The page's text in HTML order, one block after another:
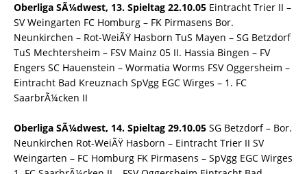
Oberliga SÃ¼dwest, 13. Spieltag 22.10.05 Eintracht Trier II –
SV Weingarten FC Homburg – FK Pirmasens Bor.
Neunkirchen – Rot-WeiÃŸ Hasborn TuS Mayen – SG Betzdorf
TuS Mechtersheim – FSV Mainz 05 II. Hassia Bingen – FV
Engers SC Hauenstein – Wormatia Worms FSV Oggersheim –
Eintracht Bad Kreuznach SpVgg EGC Wirges – 1. FC
SaarbrÃ¼cken II
Oberliga SÃ¼dwest, 14. Spieltag 29.10.05 SG Betzdorf – Bor.
Neunkirchen Rot-WeiÃŸ Hasborn – Eintracht Trier II SV
Weingarten – FC Homburg FK Pirmasens – SpVgg EGC Wirges